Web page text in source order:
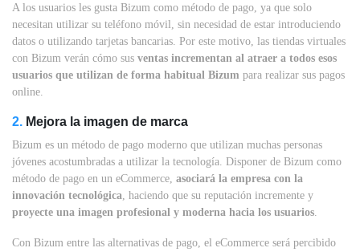
A los usuarios les gusta Bizum como método de pago, ya que solo
necesitan utilizar su teléfono móvil, sin necesidad de estar introduciendo
datos o utilizando tarjetas bancarias. Por este motivo, las tiendas virtuales
con Bizum verán cómo sus ventas incrementan al atraer a todos esos
usuarios que utilizan de forma habitual Bizum para realizar sus pagos
online.
2. Mejora la imagen de marca
Bizum es un método de pago moderno que utilizan muchas personas
jóvenes acostumbradas a utilizar la tecnología. Disponer de Bizum como
método de pago en un eCommerce, asociará la empresa con la
innovación tecnológica , haciendo que su reputación incremente y
proyecte una imagen profesional y moderna hacia los usuarios
Con Bizum entre las alternativas de pago, el eCommerce será percibido